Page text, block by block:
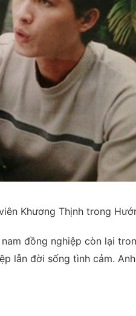
Khương Thịnh trong
đồng nghiệp còn lại
lẫn đời sống tình cảm.